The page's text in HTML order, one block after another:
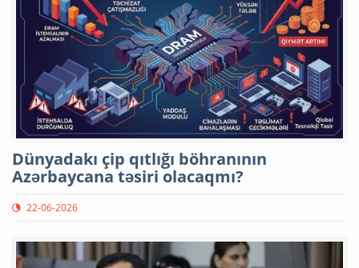
Dünyadakı çip qıtlığı böhranının
Azərbaycana təsiri olacaqmı?
22-06-2026